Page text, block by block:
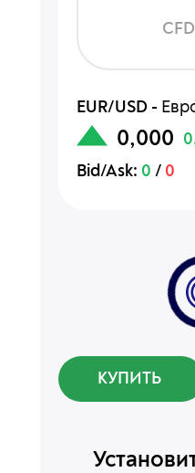
EUR/USD -
0,000
Bid/Ask: 0 / 0
КУПИТЬ